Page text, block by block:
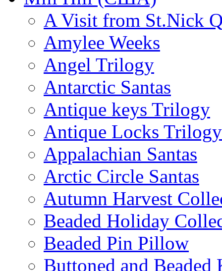
A Visit from St.Nick
Amylee Weeks
Angel Trilogy
Antarctic Santas
Antique keys Trilogy
Antique Locks Trilogy
Appalachian Santas
Arctic Circle Santas
Autumn Harvest
Beaded Holiday
Beaded Pin Pillow
Buttoned and Beaded